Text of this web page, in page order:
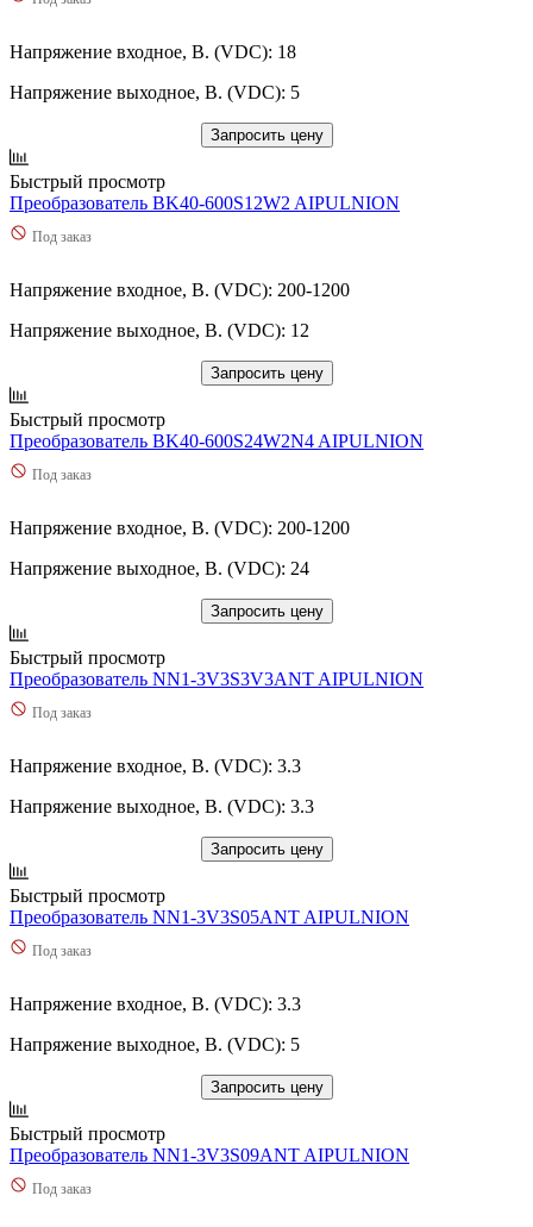
Напряжение входное, В. (VDC): 18
Напряжение выходное, В. (VDC): 5
Запросить цену
Быстрый просмотр
Преобразователь BK40-600S12W2 AIPULNION
Под заказ
Напряжение входное, В. (VDC): 200-1200
Напряжение выходное, В. (VDC): 12
Запросить цену
Быстрый просмотр
Преобразователь BK40-600S24W2N4 AIPULNION
Под заказ
Напряжение входное, В. (VDC): 200-1200
Напряжение выходное, В. (VDC): 24
Запросить цену
Быстрый просмотр
Преобразователь NN1-3V3S3V3ANT AIPULNION
Под заказ
Напряжение входное, В. (VDC): 3.3
Напряжение выходное, В. (VDC): 3.3
Запросить цену
Быстрый просмотр
Преобразователь NN1-3V3S05ANT AIPULNION
Под заказ
Напряжение входное, В. (VDC): 3.3
Напряжение выходное, В. (VDC): 5
Запросить цену
Быстрый просмотр
Преобразователь NN1-3V3S09ANT AIPULNION
Под заказ